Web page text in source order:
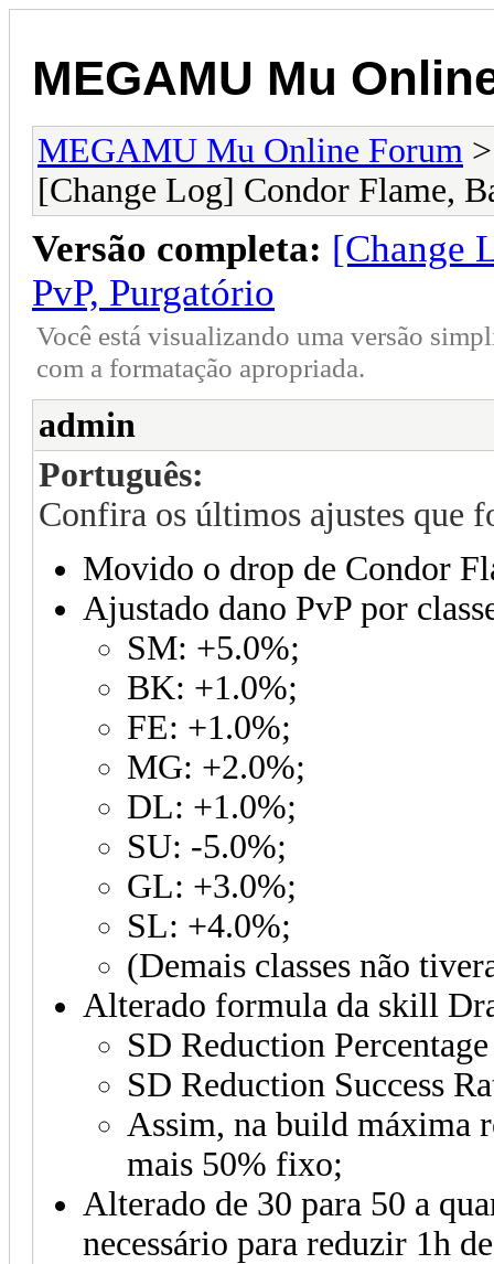
MEGAMU Mu
MEGAMU Mu Online Forum
[Change Log] Condor Flame,
Versão completa: [Change
PvP, Purgatório
Você está visualizando uma versão
com a formatação apropriada.
admin
Português:
Confira os últimos ajustes que
Movido o drop de Condor
Ajustado dano PvP por
SM: +5.0%;
BK: +1.0%;
FE: +1.0%;
MG: +2.0%;
DL: +1.0%;
SU: -5.0%;
GL: +3.0%;
SL: +4.0%;
(Demais classes não
Alterado formula da skill
SD Reduction
SD Reduction Success
Assim, na build máxima
mais 50% fixo;
Alterado de 30 para 50 a
necessário para reduzir 1h